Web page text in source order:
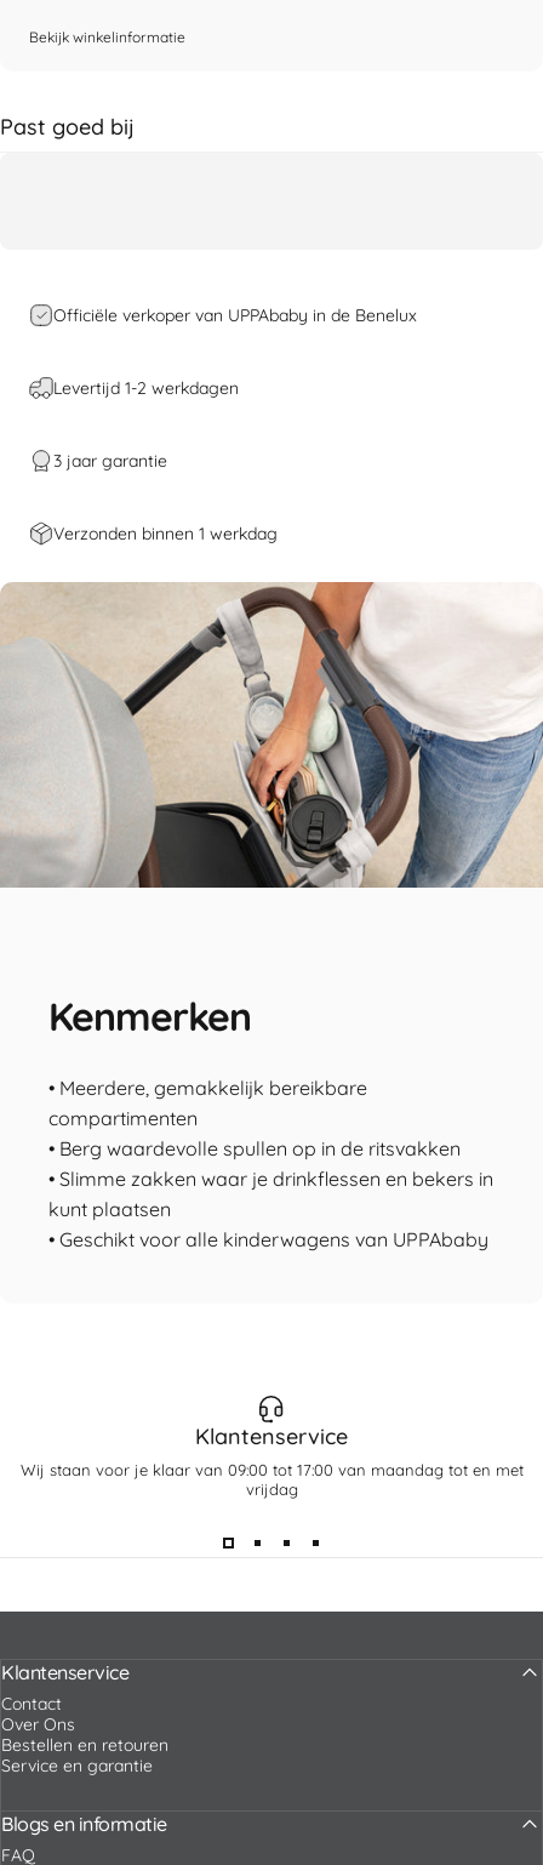
Bekijk winkelinformatie
Past goed bij
Officiële verkoper van UPPAbaby in de Benelux
Levertijd 1-2 werkdagen
3 jaar garantie
Verzonden binnen 1 werkdag
Kenmerken
• Meerdere, gemakkelijk bereikbare
compartimenten
• Berg waardevolle spullen op in de ritsvakken
• Slimme zakken waar je drinkflessen en bekers in
kunt plaatsen
• Geschikt voor alle kinderwagens van UPPAbaby
Klantenservice
Wij staan voor je klaar van 09:00 tot 17:00 van maandag tot en met
vrijdag
Klantenservice
Contact
Over Ons
Bestellen en retouren
Service en garantie
Blogs en informatie
FAQ